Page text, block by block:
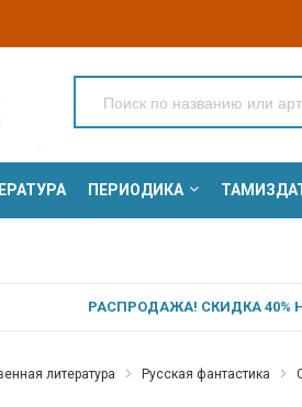
ПЕРИОДИКА
РАСПРОДАЖА! СКИДКА 40%
литература Русская фантастика